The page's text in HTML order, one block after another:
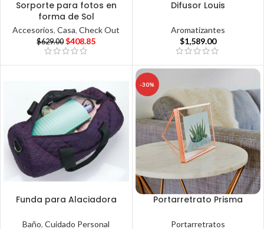
Sorporte para fotos en
forma de Sol
Accesorios,Casa,Check Out
$629.00 $408.85
Difusor Louis
Aromatizantes
$1,589.00
Funda para Alaciadora
Baño,Cuidado Personal
-30%
Portarretrato Prisma
Portarretratos